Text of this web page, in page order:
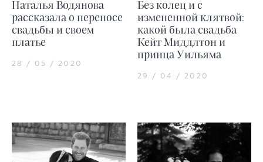
Наталья Водянова
рассказала о переносе
свадьбы и своем
платье
28 / 05 / 2020
Без колец и с
измененной клятвой:
какой была свадьба
Кейт Миддлтон и
принца Уильяма
29 / 04 / 2020